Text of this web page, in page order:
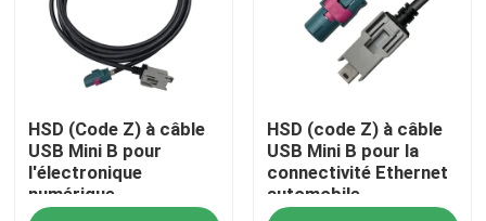
HSD (Code Z) à câble
USB Mini B pour
l'électronique
numérique
d'infotainment
HSD (code Z) à câble
USB Mini B pour la
connectivité Ethernet
automobile